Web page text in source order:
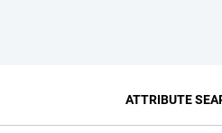
ATTRIBUTE